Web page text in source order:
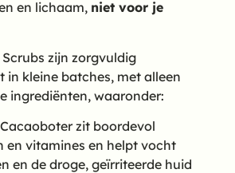
en lichaam, niet voor je
zijn zorgvuldig
in kleine batches, met alleen
ingrediënten, waaronder:
Cacaoboter zit boordevol
en vitamines en helpt vocht
en de droge, geïrriteerde huid